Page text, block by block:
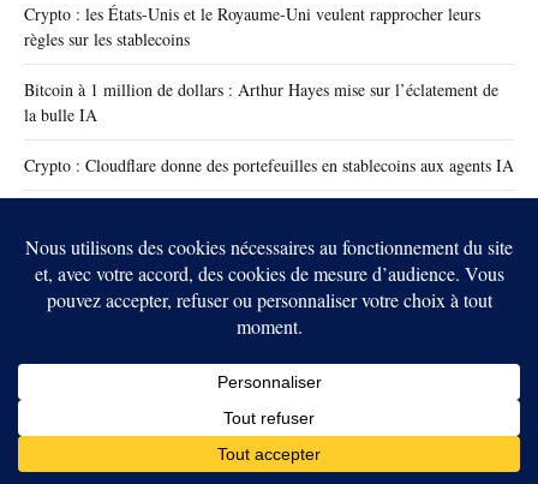
Crypto : les États-Unis et le Royaume-Uni veulent rapprocher leurs
règles sur les stablecoins
Bitcoin à 1 million de dollars : Arthur Hayes mise sur l’éclatement de
la bulle IA
Crypto : Cloudflare donne des portefeuilles en stablecoins aux agents IA
cryptos
Ethereum veut brûler une partie des récompenses de staking avec l’EIP-
8363
Crypto : un ancien superviseur du FBI accusé d’avoir volé près de 1
Crypto : Cathie Wood mise 9,4 millions sur Coinbase et Circle avant le
vote du CLARITY Act